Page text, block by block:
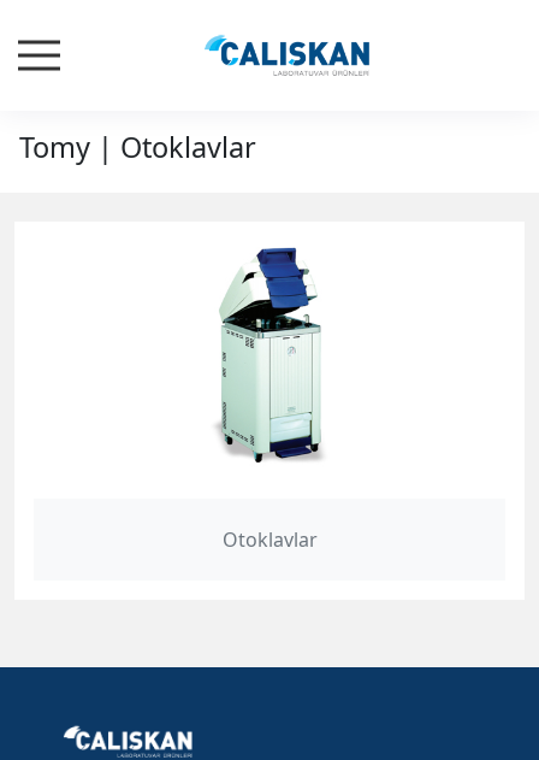
Tomy | Otoklavlar
Otoklavlar